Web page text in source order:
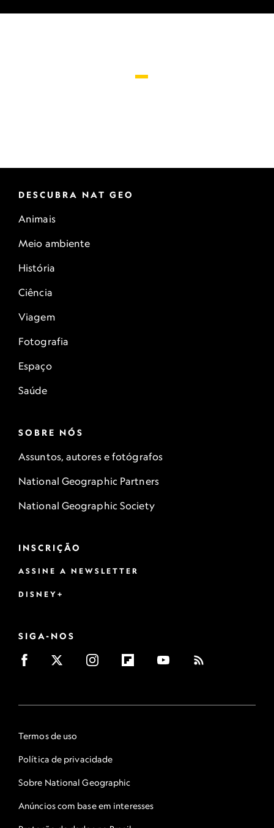
DESCUBRA NAT GEO
Animais
Meio ambiente
História
Ciência
Viagem
Fotografia
Espaço
Saúde
SOBRE NÓS
Assuntos, autores e fotógrafos
National Geographic Partners
National Geographic Society
INSCRIÇÃO
ASSINE A NEWSLETTER
DISNEY+
SIGA-NOS
Termos de uso
Política de privacidade
Sobre National Geographic
Anúncios com base em interesses